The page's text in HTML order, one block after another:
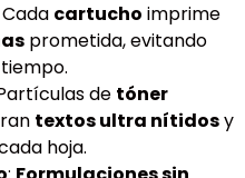
Cada cartucho imprime
prometida, evitando
de tóner
textos ultra nítidosy
hoja.